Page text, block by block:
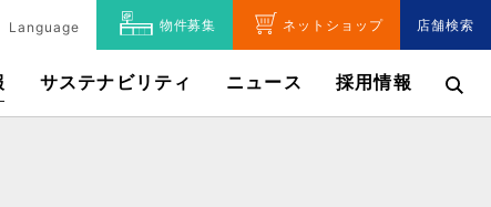
Language 物件募集 ネットショップ 店舗検索
サステナビリティ ニュース 採用情報